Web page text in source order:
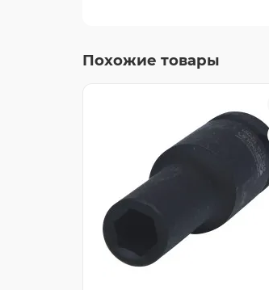
Похожие товары